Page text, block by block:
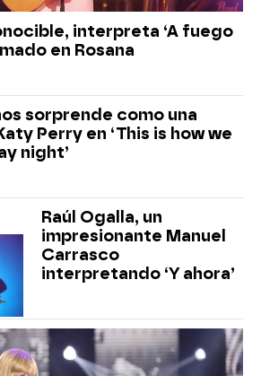
interpreta ‘A fuego
en Rosana
sorprende como una
Perry en ‘This is how we
night’
Raúl Ogalla, un
impresionante Manuel
Carrasco
interpretando ‘Y ahora’